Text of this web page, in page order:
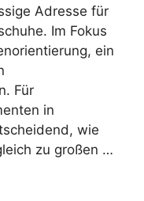
Adresse für
Im Fokus
ein
Für
in
wie
zu großen …